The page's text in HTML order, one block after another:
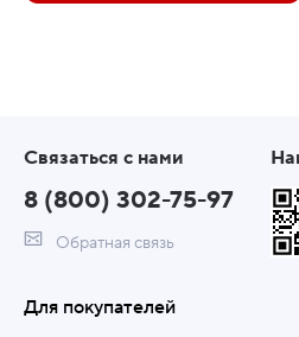
Связаться с нами
8 (800) 302-75-97
Обратная связь
Для покупателей